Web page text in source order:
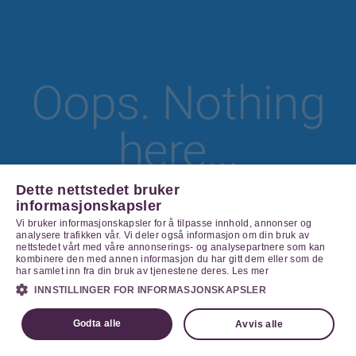
Oops. Nothing
here...
Go Home
Dette nettstedet bruker
informasjonskapsler
Vi bruker informasjonskapsler for å tilpasse innhold, annonser og
analysere trafikken vår. Vi deler også informasjon om din bruk av
nettstedet vårt med våre annonserings- og analysepartnere som kan
kombinere den med annen informasjon du har gitt dem eller som de
har samlet inn fra din bruk av tjenestene deres. Les mer
INNSTILLINGER FOR INFORMASJONSKAPSLER
Godta alle Avvis alle